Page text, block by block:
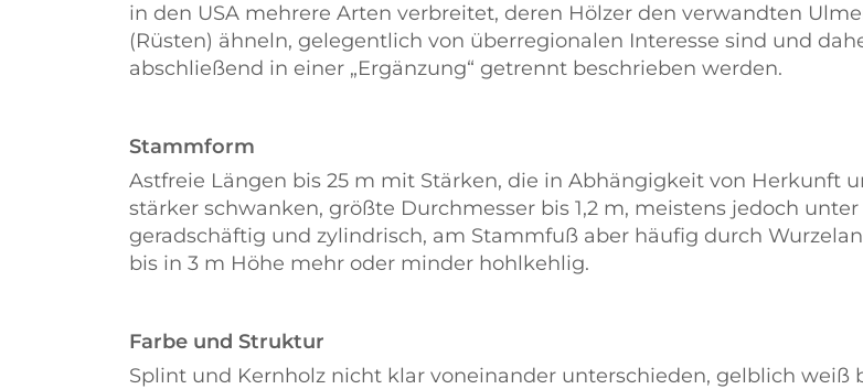
in den USA mehrere Arten verbreitet, deren Hölzer den verwandten
(Rüsten) ähneln, gelegentlich von überregionalen Interesse sind und
abschließend in einer
Ergänzung getrennt beschrieben werden.
Stammform
Astfreie Längen bis 25 m mit Stärken, die in Abhängigkeit von Herkunft
stärker schwanken, größte Durchmesser bis 1,2 m, meistens jedoch unter
geradschäftig und zylindrisch, am Stammfuß aber häufig durch
bis in 3 m Höhe mehr oder minder hohlkehlig.
Farbe und Struktur
Splint und Kernholz nicht klar voneinander unterschieden, gelblich weiß